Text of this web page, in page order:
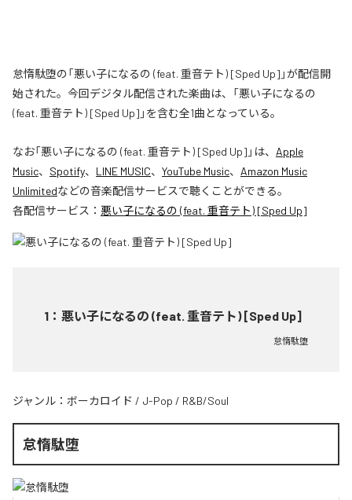
怠惰駄堕の「悪い子になるの (feat. 重音テト) [Sped Up]」が配信開
始された。今回デジタル配信された楽曲は、「悪い子になるの
(feat. 重音テト) [Sped Up]」を含む全1曲となっている。
なお「悪い子になるの (feat. 重音テト) [Sped Up] 」は、 Apple
Music、 Spotify、 LINE MUSIC、 YouTube Music、 Amazon Music
Unlimitedなどの音楽配信サービスで聴くことができる。
各配信サービス： 悪い子になるの (feat. 重音テト) [Sped Up]
1 ： 悪い子になるの (feat. 重音テト) [Sped Up]
怠惰駄堕
ジャンル： ボーカロイド / J-Pop / R&B/Soul
怠惰駄堕